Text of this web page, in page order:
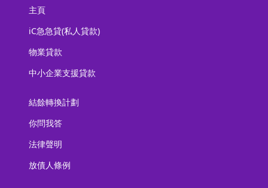
主頁
iC急急貸(私人貸款)
物業貸款
中小企業支援貸款
結餘轉換計劃
你問我答
法律聲明
放債人條例